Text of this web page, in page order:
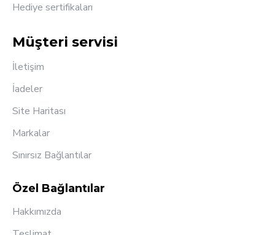
Hediye sertifikaları
Müşteri servisi
İletişim
İadeler
Site Haritası
Markalar
Sınırsız Bağlantılar
Özel Bağlantılar
Hakkımızda